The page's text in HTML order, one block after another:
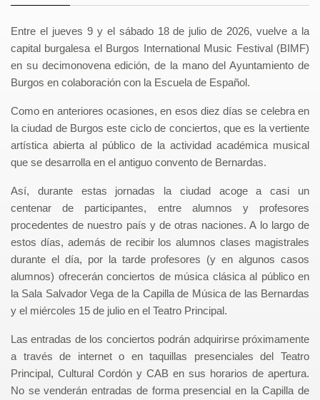
Entre el jueves 9 y el sábado 18 de julio de 2026, vuelve a la
capital burgalesa el Burgos International Music Festival (BIMF)
en su decimonovena edición, de la mano del Ayuntamiento de
Burgos en colaboración con la Escuela de Español.
Como en anteriores ocasiones, en esos diez días se celebra en
la ciudad de Burgos este ciclo de conciertos, que es la vertiente
artística abierta al público de la actividad académica musical
que se desarrolla en el antiguo convento de Bernardas.
Así, durante estas jornadas la ciudad acoge a casi un
centenar de participantes, entre alumnos y profesores
procedentes de nuestro país y de otras naciones. A lo largo de
estos días, además de recibir los alumnos clases magistrales
durante el día, por la tarde profesores (y en algunos casos
alumnos) ofrecerán conciertos de música clásica al público en
la Sala Salvador Vega de la Capilla de Música de las Bernardas
y el miércoles 15 de julio en el Teatro Principal.
Las entradas de los conciertos podrán adquirirse próximamente
a través de internet o en taquillas presenciales del Teatro
Principal, Cultural Cordón y CAB en sus horarios de apertura.
No se venderán entradas de forma presencial en la Capilla de